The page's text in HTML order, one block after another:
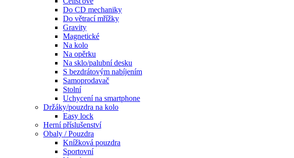
Do CD mechaniky
Do větrací mřížky
Gravity
Magnetické
Na kolo
Na opěrku
Na sklo/palubní desku
S bezdrátovým nabíjením
Samoprodavač
Stolní
Uchycení na smartphone
Držáky/pouzdra na kolo
Easy lock
Herní příslušenství
Obaly / Pouzdra
Knížková pouzdra
Sportovní